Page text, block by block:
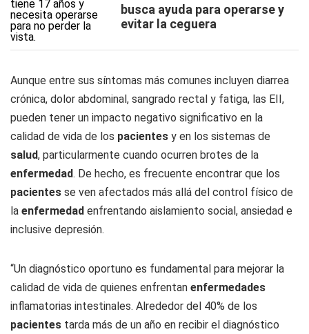
busca ayuda para operarse y
evitar la ceguera
Aunque entre sus síntomas más comunes incluyen diarrea
crónica, dolor abdominal, sangrado rectal y fatiga, las EII,
pueden tener un impacto negativo significativo en la
calidad de vida de los pacientes y en los sistemas de
salud, particularmente cuando ocurren brotes de la
enfermedad. De hecho, es frecuente encontrar que los
pacientes se ven afectados más allá del control físico de
la enfermedad enfrentando aislamiento social, ansiedad e
inclusive depresión.
“Un diagnóstico oportuno es fundamental para mejorar la
calidad de vida de quienes enfrentan enfermedades
inflamatorias intestinales. Alrededor del 40% de los
pacientes tarda más de un año en recibir el diagnóstico